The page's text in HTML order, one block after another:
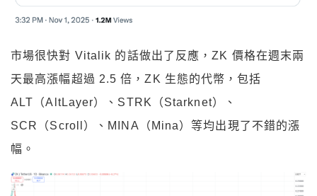
市場很快對 Vitalik 的話做出了反應，ZK 價格在週末兩
天最高漲幅超過 2.5 倍，ZK 生態的代幣，包括
ALT（AltLayer）、STRK（Starknet）、
SCR（Scroll）、MINA（Mina）等均出現了不錯的漲
幅。